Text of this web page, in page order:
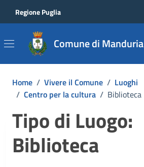
Regione Puglia
Comune di Manduria
Home / Vivere il Comune / Luoghi
/ Centro per la cultura / Biblioteca
Tipo di Luogo:
Biblioteca